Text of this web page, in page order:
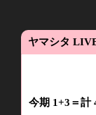
ヤマシタ
今期 1+3 ＝計